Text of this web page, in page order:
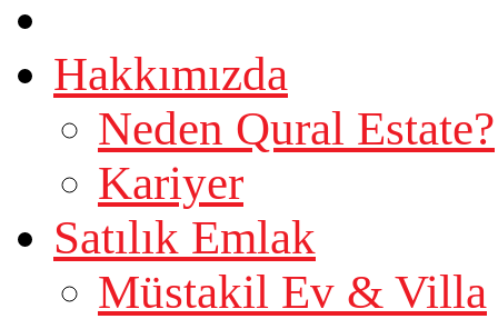
Hakkımızda
Neden Qural Estate?
Kariyer
Satılık Emlak
Müstakil Ev & Villa